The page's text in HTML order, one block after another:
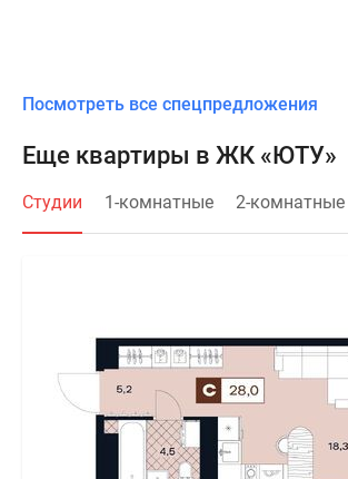
Посмотреть все спецпредложения
Еще квартиры в ЖК «ЮТУ»
Студии 1-комнатные 2-комнатные